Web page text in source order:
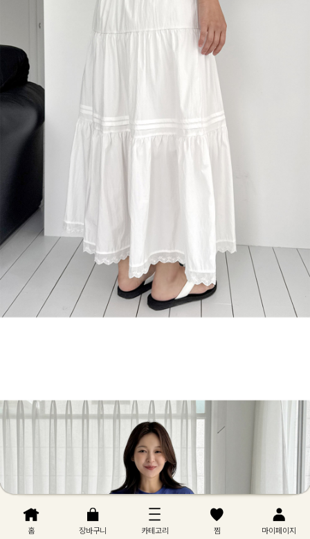
홈 장바구니 카테고리 찜 마이페이지